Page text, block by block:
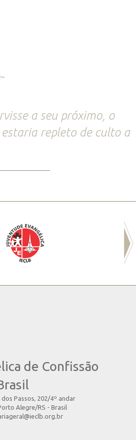
a seu próximo, o
repleto de culto a
de Confissão
Passos, 202/4º andar
Alegre/RS - Brasil